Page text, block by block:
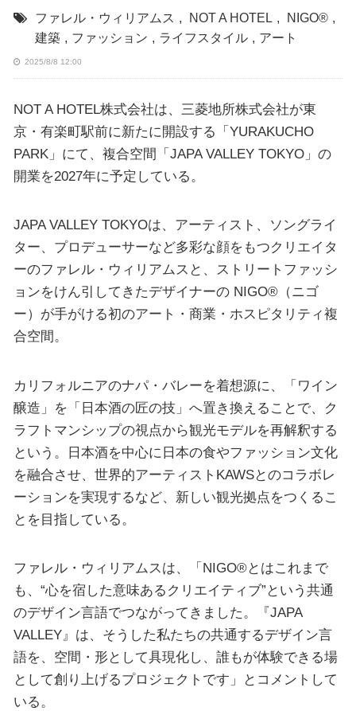
ファレル・ウィリアムス , NOT A HOTEL , NIGO® ,
建築 , ファッション , ライフスタイル , アート
2025/8/8 12:00
NOT A HOTEL株式会社は、三菱地所株式会社が東
京・有楽町駅前に新たに開設する「YURAKUCHO
PARK」にて、複合空間「JAPA VALLEY TOKYO」の
開業を2027年に予定している。
JAPA VALLEY TOKYOは、アーティスト、ソングライ
ター、プロデューサーなど多彩な顔をもつクリエイタ
ーのファレル・ウィリアムスと、ストリートファッシ
ョンをけん引してきたデザイナーの NIGO®（ニゴ
ー）が手がける初のアート・商業・ホスピタリティ複
合空間。
カリフォルニアのナパ・バレーを着想源に、「ワイン
醸造」を「日本酒の匠の技」へ置き換えることで、ク
ラフトマンシップの視点から観光モデルを再解釈する
という。日本酒を中心に日本の食やファッション文化
を融合させ、世界的アーティストKAWSとのコラボレ
ーションを実現するなど、新しい観光拠点をつくるこ
とを目指している。
ファレル・ウィリアムスは、「NIGO®とはこれまで
も、“心を宿した意味あるクリエイティブ”という共通
のデザイン言語でつながってきました。『JAPA
VALLEY』は、そうした私たちの共通するデザイン言
語を、空間・形として具現化し、誰もが体験できる場
として創り上げるプロジェクトです」とコメントして
いる。